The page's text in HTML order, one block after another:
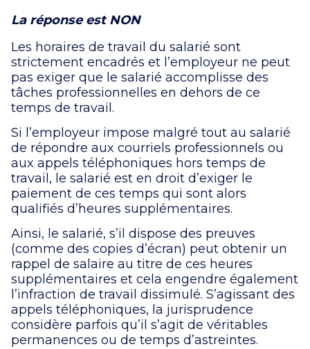
La réponse est NON
Les horaires de travail du salarié sont
strictement encadrés et l’employeur ne peut
pas exiger que le salarié accomplisse des
tâches professionnelles en dehors de ce
temps de travail.
Si l’employeur impose malgré tout au salarié
de répondre aux courriels professionnels ou
aux appels téléphoniques hors temps de
travail, le salarié est en droit d’exiger le
paiement de ces temps qui sont alors
qualifiés d’heures supplémentaires.
Ainsi, le salarié, s’il dispose des preuves
(comme des copies d’écran) peut obtenir un
rappel de salaire au titre de ces heures
supplémentaires et cela engendre également
l’infraction de travail dissimulé. S’agissant des
appels téléphoniques, la jurisprudence
considère parfois qu’il s’agit de véritables
permanences ou de temps d’astreintes.